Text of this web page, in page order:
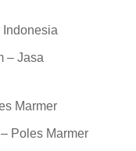
Indonesia
– Jasa
Marmer
Poles Marmer